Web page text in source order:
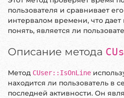
пользователя и сравнивает
интервалом времени, что
понять, является ли
Описание метода
Метод CUser::IsOnLine
находится ли пользователь в
последней активности. Он